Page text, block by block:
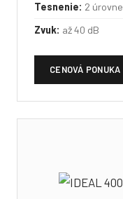
Tesnenie: 2 úrovne
Zvuk: až 40 dB
CENOVÁ PONUKA